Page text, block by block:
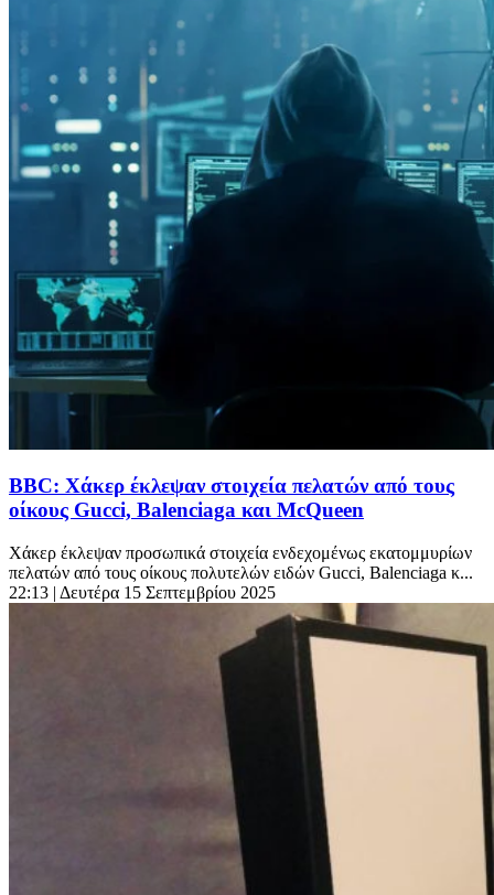
BBC: Χάκερ έκλεψαν στοιχεία πελατών από τους
οίκους Gucci, Balenciaga και McQueen
Χάκερ έκλεψαν προσωπικά στοιχεία ενδεχομένως εκατομμυρίων
πελατών από τους οίκους πολυτελών ειδών Gucci, Balenciaga κ...
22:13 | Δευτέρα 15 Σεπτεμβρίου 2025